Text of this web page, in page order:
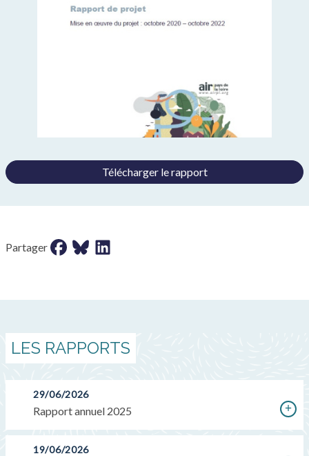
Télécharger le rapport
Partager Partager sur facebook
Partager sur bluesky
Partager sur LinkedIn
LES RAPPORTS
29/06/2026
Rapport annuel 2025
19/06/2026